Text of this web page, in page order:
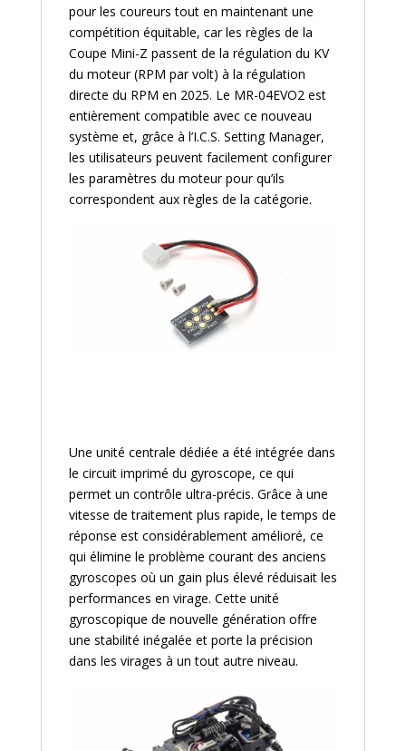
pour les coureurs tout en maintenant une
compétition équitable, car les règles de la
Coupe Mini-Z passent de la régulation du KV
du moteur (RPM par volt) à la régulation
directe du RPM en 2025. Le MR-04EVO2 est
entièrement compatible avec ce nouveau
système et, grâce à l’I.C.S. Setting Manager,
les utilisateurs peuvent facilement configurer
les paramètres du moteur pour qu’ils
correspondent aux règles de la catégorie.
Une unité centrale dédiée a été intégrée dans
le circuit imprimé du gyroscope, ce qui
permet un contrôle ultra-précis. Grâce à une
vitesse de traitement plus rapide, le temps de
réponse est considérablement amélioré, ce
qui élimine le problème courant des anciens
gyroscopes où un gain plus élevé réduisait les
performances en virage. Cette unité
gyroscopique de nouvelle génération offre
une stabilité inégalée et porte la précision
dans les virages à un tout autre niveau.